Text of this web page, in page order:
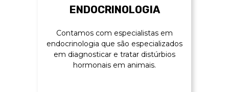
ENDOCRINOLOGIA
Contamos com especialistas em
endocrinologia que são especializados
em diagnosticar e tratar distúrbios
hormonais em animais.